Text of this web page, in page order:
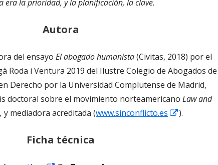
era la prioridad, y la planificación, la clave.
Autora
del ensayo El abogado humanista(Civitas, 2018) por el
Roda i Ventura 2019 del Ilustre Colegio de Abogados de
Derecho por la Universidad Complutense de Madrid,
doctoral sobre el movimiento norteamericanoLaw and
y mediadora acreditada (www.sinconflicto.es
Abrir
).
Ficha técnica